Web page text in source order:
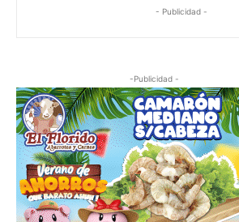
- Publicidad -
-Publicidad -